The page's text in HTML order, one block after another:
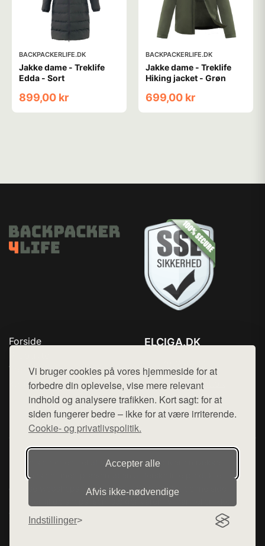
Vi bruger cookies på vores hjemmeside for at
forbedre din oplevelse, vise mere relevant
indhold og analysere trafikken. Kort sagt: for at
siden fungerer bedre – ikke for at være irriterende.
Cookie- og privatlivspolitik.
Accepter alle
Afvis ikke‑nødvendige
Indstillinger
BACKPACKERLIFE.DK
Jakke dame - Treklife
Edda - Sort
899,00 kr
BACKPACKERLIFE.DK
Jakke dame - Treklife
Hiking jacket - Grøn
699,00 kr
Forside
Top Rabatter
Kontakt
ELCIGA.DK
Mail: hej@want.dk
Cookie- og privatlivspolitik
Denne side er en del af want.dk, der udgiver en række
hjemmesider med præsentation af forskellige produkter fra
diverse webshops. Der sælges ikke varer fra denne side - vi
henviser til de shops, som sælger varen. Vi har heller ikke
varerne på lager.